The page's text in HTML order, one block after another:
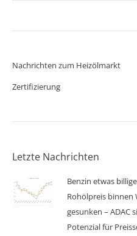
Nachrichten zum Heizölmarkt
Zertifizierung
Letzte Nachrichten
Benzin etwas
Rohölpreis binnen
gesunken – ADAC
Potenzial für